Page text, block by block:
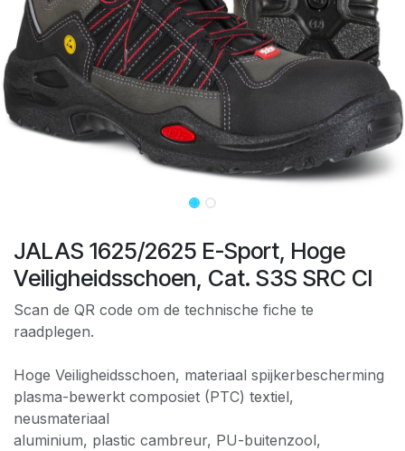
JALAS 1625/2625 E-Sport, Hoge
Veiligheidsschoen, Cat. S3S SRC CI
Scan de QR code om de technische fiche te
raadplegen.
Hoge Veiligheidsschoen, materiaal spijkerbescherming
plasma-bewerkt composiet (PTC) textiel,
neusmateriaal
aluminium, plastic cambreur, PU-buitenzool,